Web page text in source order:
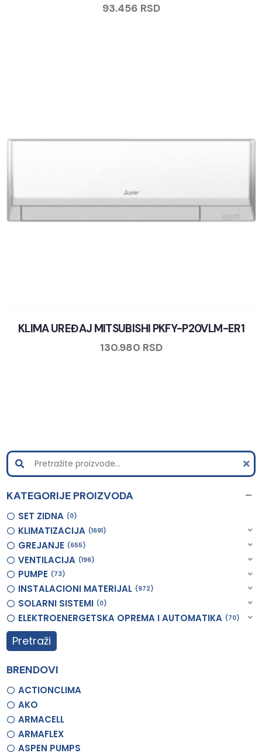
93.456 RSD
KLIMA UREĐAJ MITSUBISHI PKFY-P20VLM-ER1
130.980 RSD
KATEGORIJE PROIZVODA
SET ZIDNA 0
KLIMATIZACIJA 1691
GREJANJE 655
VENTILACIJA 196
PUMPE 73
INSTALACIONI MATERIJAL 972
SOLARNI SISTEMI 0
ELEKTROENERGETSKA OPREMA I AUTOMATIKA 70
Pretraži
BRENDOVI
ACTIONCLIMA
AKO
ARMACELL
ARMAFLEX
ASPEN PUMPS